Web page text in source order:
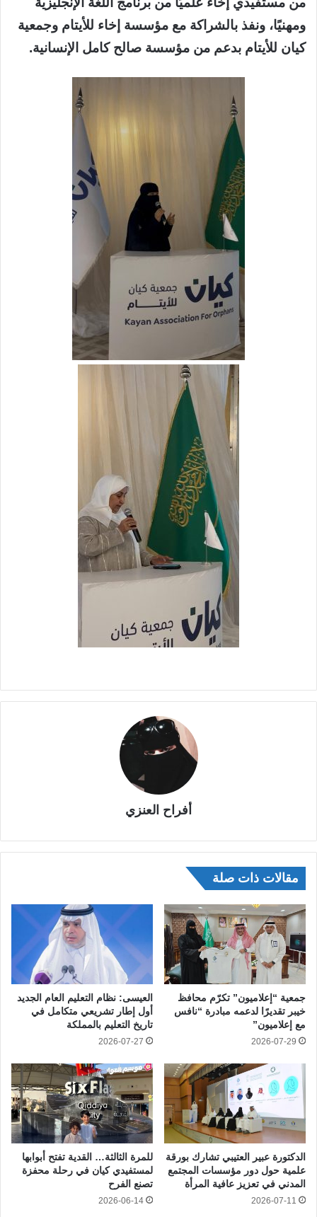
ومهنيًا، ونفذ بالشراكة مع مؤسسة إخاء للأيتام وجمعية
كيان للأيتام بدعم من مؤسسة صالح كامل الإنسانية.
أفراح العنزي
مقالات ذات صلة
جمعية “إعلاميون” تكرّم محافظ
خيبر تقديرًا لدعمه مبادرة “نافس
مع إعلاميون”
2026-07-29
العيسى: نظام التعليم العام الجديد
أول إطار تشريعي متكامل في
تاريخ التعليم بالمملكة
2026-07-27
الدكتورة عبير العتيبي تشارك بورقة
علمية حول دور مؤسسات المجتمع
المدني في تعزيز عافية المرأة
2026-07-11
للمرة الثالثة… القدية تفتح أبوابها
لمستفيدي كيان في رحلة محفزة
تصنع الفرح
2026-06-14